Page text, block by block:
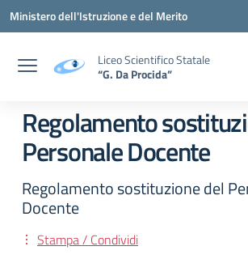
Vai ai contenuti
Vai al menu di navigazione
Vai al footer
Ministero dell'Istruzione e del Merito
Liceo Scientifico Statale
“G. Da Procida”
Regolamento
Personale Docente
Regolamento sostituzione del
Docente
Stampa / Condividi